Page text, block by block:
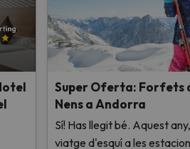
Super Oferta: Forfets
Nens a Andorra
Sí! Has llegit bé. Aquest
viatge d'esquí a les